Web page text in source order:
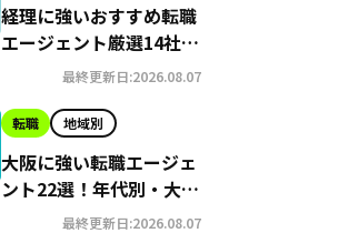
経理に強いおすすめ転職
エージェント厳選14社｜
未経験者向けのサービス
最終更新日:2026.08.07
転職 地域別
大阪に強い転職エージェ
ント22選！年代別・大
手・地域密着型にわけて
最終更新日:2026.08.07